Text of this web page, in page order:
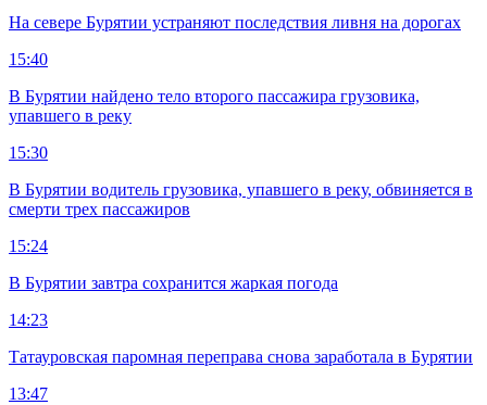
На севере Бурятии устраняют последствия ливня на дорогах
15:40
В Бурятии найдено тело второго пассажира грузовика,
упавшего в реку
15:30
В Бурятии водитель грузовика, упавшего в реку, обвиняется в
смерти трех пассажиров
15:24
В Бурятии завтра сохранится жаркая погода
14:23
Татауровская паромная переправа снова заработала в Бурятии
13:47